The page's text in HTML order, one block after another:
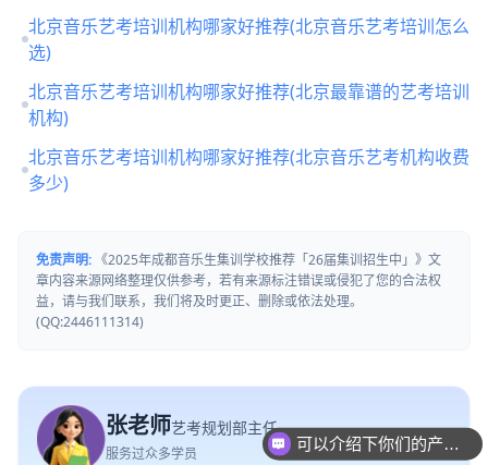
北京音乐艺考培训机构哪家好推荐(北京音乐艺考培训怎么
选)
北京音乐艺考培训机构哪家好推荐(北京最靠谱的艺考培训
机构)
北京音乐艺考培训机构哪家好推荐(北京音乐艺考机构收费
多少)
免责声明: 《2025年成都音乐生集训学校推荐「26届集训招生中」》文
章内容来源网络整理仅供参考，若有来源标注错误或侵犯了您的合法权
益，请与我们联系，我们将及时更正、删除或依法处理。
(QQ:2446111314)
张老师艺考规划部主任
服务过众多学员
你们是怎么收费的呢